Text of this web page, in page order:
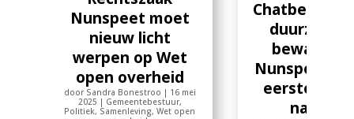
Nunspeet moet
nieuw licht
werpen op Wet
open overheid
door Sandra Bonestroo | 16 mei
2025 | Gemeentebestuur,
Politiek, Samenleving,Wet open
duurzaam
bewaren:
Nunspeet
eerste stap
naar